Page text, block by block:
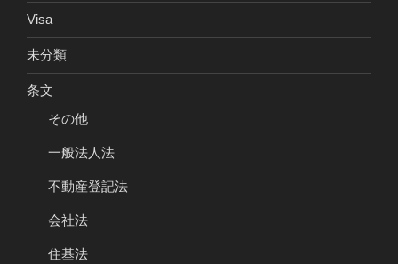
Visa
未分類
条文
その他
一般法人法
不動産登記法
会社法
住基法